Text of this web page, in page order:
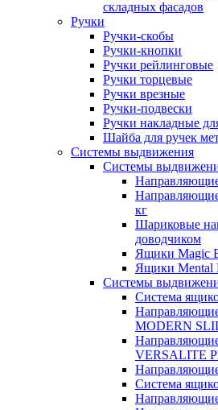
складных фасадов
Ручки
Ручки-скобы
Ручки-кнопки
Ручки рейлинговые
Ручки торцевые
Ручки врезные
Ручки-подвески
Ручки накладные
Шайба для ручек
Системы выдвижения
Системы
кг
Шариковые
доводчиком
Ящики Magic
Ящики Mental
Системы
Система
MODERN
VERSALITE
Система